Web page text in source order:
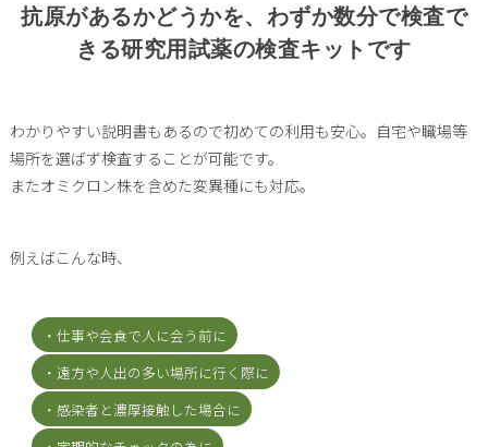
抗原があるかどうかを、わずか数分で検査で
きる研究用試薬の検査キットです
わかりやすい説明書もあるので初めての利用も安心。自宅や職場等
場所を選ばず検査することが可能です。
またオミクロン株を含めた変異種にも対応。
例えばこんな時、
・仕事や会食で人に会う前に
・遠方や人出の多い場所に行く際に
・感染者と濃厚接触した場合に